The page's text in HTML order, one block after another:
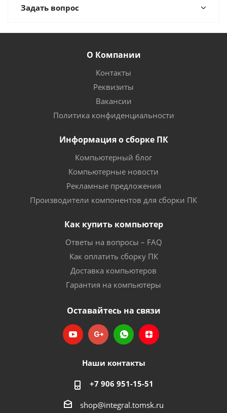
Задать вопрос
О Компании
Контакты
Реквизиты
Вакансии
Политика конфиденциальности
Информация о сборке ПК
Компьютерный блог
Компьютерные новости
Рекламные предложения
Производители компонентов для сборки ПК
Как купить компьютер
Ответы на вопросы – FAQ
Как оплатить сборку ПК
Доставка компьютеров
Гарантия на компьютеры
Оставайтесь на связи
Наши контакты
+7 906 951-15-51
shop@integral.tomsk.ru